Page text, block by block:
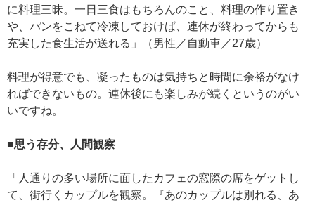
に料理三昧。一日三食はもちろんのこと、料理の作り置き
や、パンをこねて冷凍しておけば、連休が終わってからも
充実した食生活が送れる」（男性／自動車／27歳）
料理が得意でも、凝ったものは気持ちと時間に余裕がなけ
ればできないもの。連休後にも楽しみが続くというのがい
いですね。
■思う存分、人間観察
「人通りの多い場所に面したカフェの窓際の席をゲットし
て、街行くカップルを観察。『あのカップルは別れる、あ